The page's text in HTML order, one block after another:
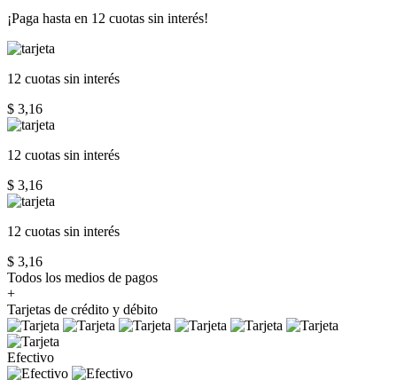
¡Paga hasta en 12 cuotas sin interés!
12 cuotas sin interés
$ 3,16
12 cuotas sin interés
$ 3,16
12 cuotas sin interés
$ 3,16
Todos los medios de pagos
+
Tarjetas de crédito y débito
Efectivo